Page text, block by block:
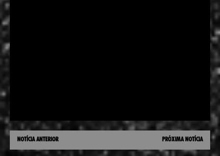
NOTÍCIA ANTERIOR PRÓXIMA NOTÍCIA